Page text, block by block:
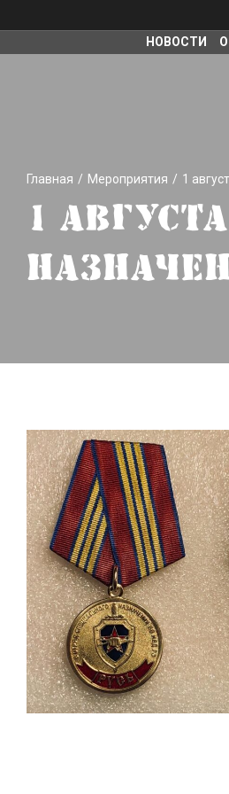
НОВОСТИ
Главная Мероприятия 1
1